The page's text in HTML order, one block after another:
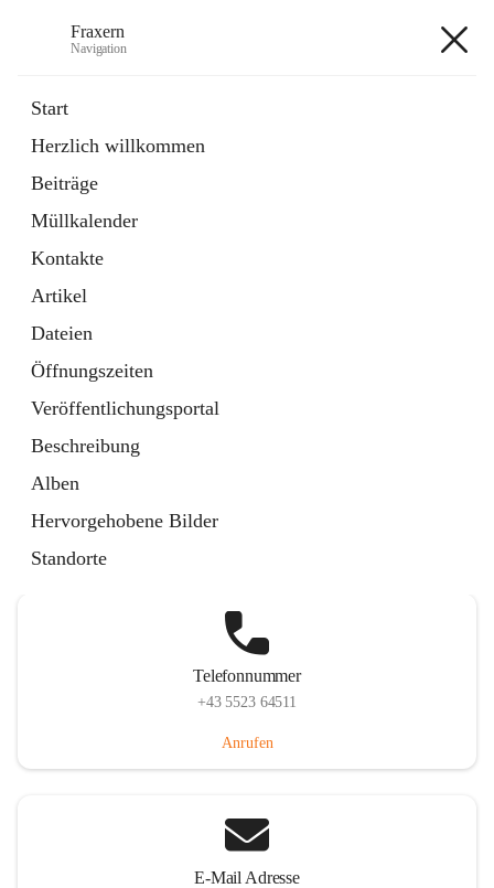
Fraxern
Navigation
Start
Herzlich willkommen
Beiträge
Müllkalender
Kontakte
Artikel
Dateien
Öffnungszeiten
Veröffentlichungsportal
Beschreibung
Alben
Hervorgehobene Bilder
Standorte
Ordner
in
Tab
Formulare
Artikel
öffnet
in
neuem
Tab
Telefonnummer
+43 5523 64511
Anrufen
E-Mail Adresse